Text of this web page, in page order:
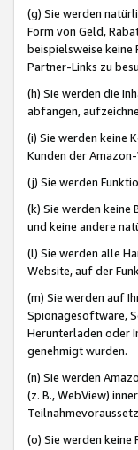
(g) Sie werden
Form von Geld,
beispielsweise keine
Partner-Links zu
(h) Sie werden die
abfangen,
(i) Sie werden keine
Kunden der
(j) Sie werden
(k) Sie werden keine
und keine andere
(l) Sie werden alle
Website, auf der
(m) Sie werden auf
Spionagesoftware,
Herunterladen oder
genehmigt wurden.
(n) Sie werden
(z. B., WebView)
(o) Sie werden